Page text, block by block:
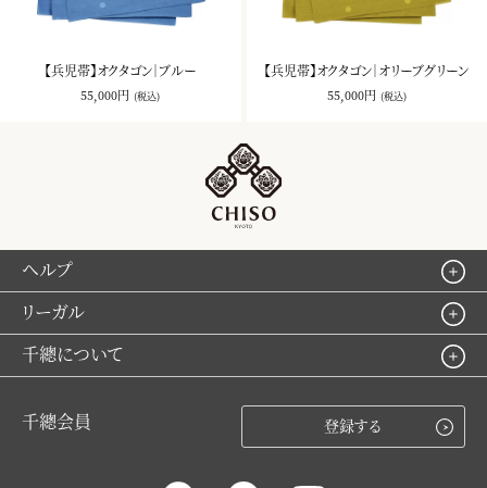
【兵児帯】オクタゴン｜ブルー
55,000円 (税込)
【兵児帯】オクタゴン｜オリーブグリーン
55,000円 (税込)
ヘルプ
リーガル
千總について
千總会員 登録する